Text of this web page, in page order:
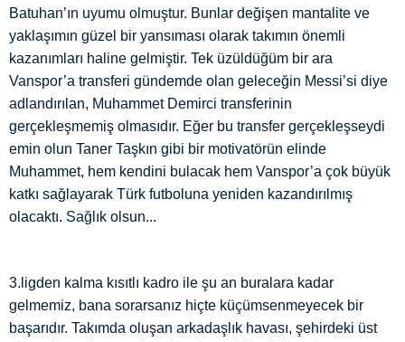
Batuhan’ın uyumu olmuştur. Bunlar değişen mantalite ve
yaklaşımın güzel bir yansıması olarak takımın önemli
kazanımları haline gelmiştir. Tek üzüldüğüm bir ara
Vanspor’a transferi gündemde olan geleceğin Messi’si diye
adlandırılan, Muhammet Demirci transferinin
gerçekleşmemiş olmasıdır. Eğer bu transfer gerçekleşseydi
emin olun Taner Taşkın gibi bir motivatörün elinde
Muhammet, hem kendini bulacak hem Vanspor’a çok büyük
katkı sağlayarak Türk futboluna yeniden kazandırılmış
olacaktı. Sağlık olsun...
3.ligden kalma kısıtlı kadro ile şu an buralara kadar
gelmemiz, bana sorarsanız hiçte küçümsenmeyecek bir
başarıdır. Takımda oluşan arkadaşlık havası, şehirdeki üst